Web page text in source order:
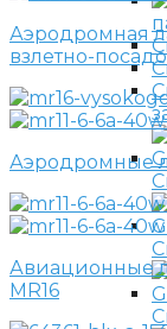
Аэродромная
взлетно-
Аэродромные
Авиационные
MR16